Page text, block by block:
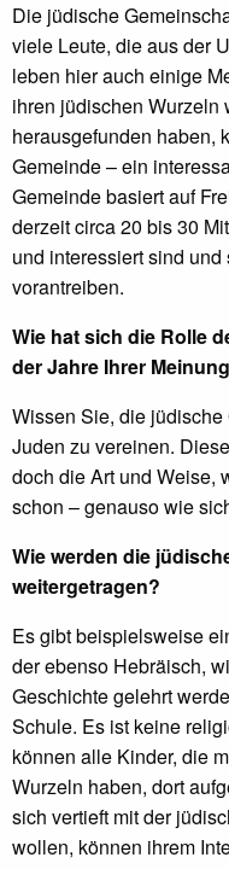
Die jüdische
viele Leute, die aus der
leben hier auch einige
ihren jüdischen Wurzeln
herausgefunden haben,
Gemeinde – ein
Gemeinde basiert auf
derzeit circa 20 bis 30
und interessiert sind
vorantreiben.
Wie hat sich die Rolle
der Jahre Ihrer
Wissen Sie, die
Juden zu vereinen.
doch die Art und Weise,
schon – genauso wie
Wie werden die
weitergetragen?
Es gibt beispielsweise
der ebenso Hebräisch,
Geschichte gelehrt
Schule. Es ist keine
können alle Kinder, die
Wurzeln haben, dort
sich vertieft mit der
wollen, können ihrem